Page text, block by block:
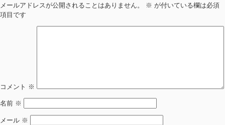
メールアドレスが公開されることはありません。 ※ が付いている欄は必須
項目です
コメント ※
名前 ※
メール ※